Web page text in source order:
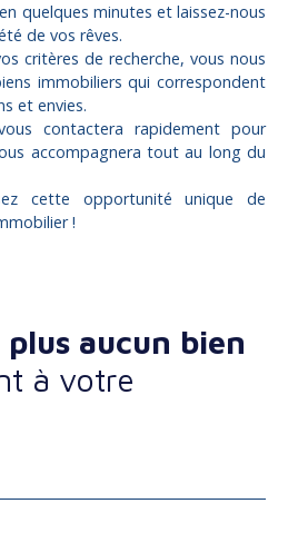
quelques minutes et laissez-nous
de vos rêves.
critères de recherche, vous nous
immobiliers qui correspondent
et envies.
contactera rapidement pour
accompagnera tout au long du
cette opportunité unique de
!
plus aucun bien
à votre